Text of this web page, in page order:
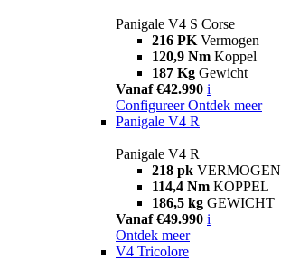
Panigale V4 S Corse
216 PK Vermogen
120,9 Nm Koppel
187 Kg Gewicht
Vanaf €42.990 i
Configureer Ontdek meer
Panigale V4 R
Panigale V4 R
218 pk VERMOGEN
114,4 Nm KOPPEL
186,5 kg GEWICHT
Vanaf €49.990 i
Ontdek meer
V4 Tricolore